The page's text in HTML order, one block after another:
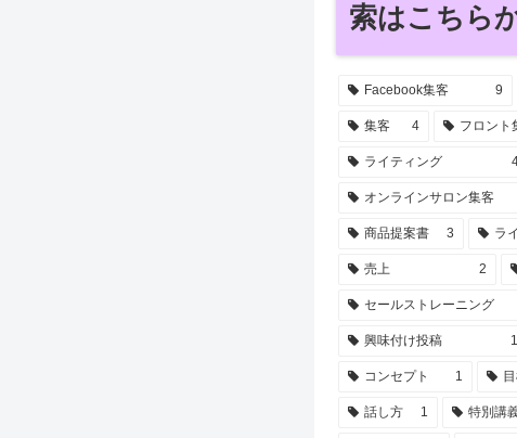
索はこちら
Facebook集客 9
集客 4 フロント
ライティング
オンラインサロン集客
商品提案書 3 ラ
売上 2
セールストレーニング
興味付け投稿 1
コンセプト 1
話し方 1 特別講